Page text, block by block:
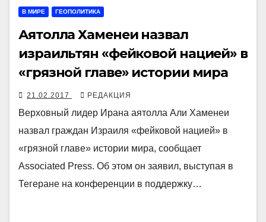
В МИРЕ ГЕОПОЛИТИКА
Аятолла Хаменеи назвал
израильтян «фейковой нацией» в
«грязной главе» истории мира
21.02.2017 РЕДАКЦИЯ
Верховный лидер Ирана аятолла Али Хаменеи
назвал граждан Израиля «фейковой нацией» в
«грязной главе» истории мира, сообщает
Associated Press. Об этом он заявил, выступая в
Тегеране на конференции в поддержку…